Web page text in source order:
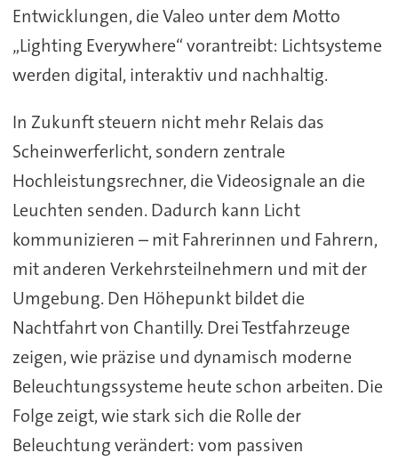
Entwicklungen, die Valeo unter dem Motto
„Lighting Everywhere“ vorantreibt: Lichtsysteme
werden digital, interaktiv und nachhaltig.
In Zukunft steuern nicht mehr Relais das
Scheinwerferlicht, sondern zentrale
Hochleistungsrechner, die Videosignale an die
Leuchten senden. Dadurch kann Licht
kommunizieren – mit Fahrerinnen und Fahrern,
mit anderen Verkehrsteilnehmern und mit der
Umgebung. Den Höhepunkt bildet die
Nachtfahrt von Chantilly. Drei Testfahrzeuge
zeigen, wie präzise und dynamisch moderne
Beleuchtungssysteme heute schon arbeiten. Die
Folge zeigt, wie stark sich die Rolle der
Beleuchtung verändert: vom passiven